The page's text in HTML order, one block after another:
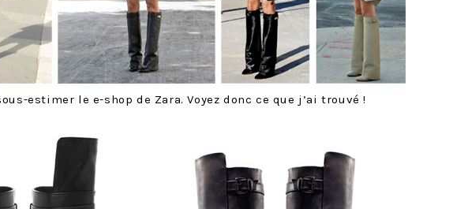
estimer le e-shop de Zara. Voyez donc ce que j’ai trouvé !